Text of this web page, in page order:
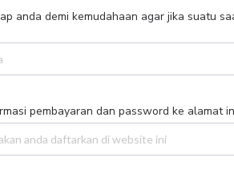
anda demi kemudahaan agar jika suatu
pembayaran dan password ke alamat